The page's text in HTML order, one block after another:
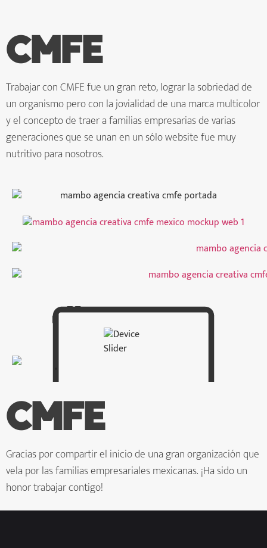
CMFE
Trabajar con CMFE fue un gran reto, lograr la sobriedad de
un organismo pero con la jovialidad de una marca multicolor
y el concepto de traer a familias empresarias de varias
generaciones que se unan en un sólo website fue muy
nutritivo para nosotros.
CMFE
Gracias por compartir el inicio de una gran organización que
vela por las familias empresariales mexicanas. ¡Ha sido un
honor trabajar contigo!